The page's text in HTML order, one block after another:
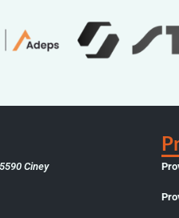
Ciney